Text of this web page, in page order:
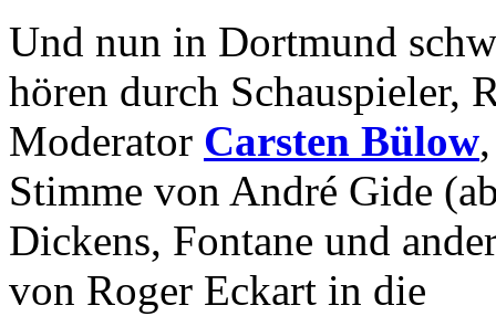
Und nun in Dortmund
hören durch Schauspieler,
Moderator Carsten Bülow
Stimme von André Gide
Dickens, Fontane und
von Roger Eckart in die